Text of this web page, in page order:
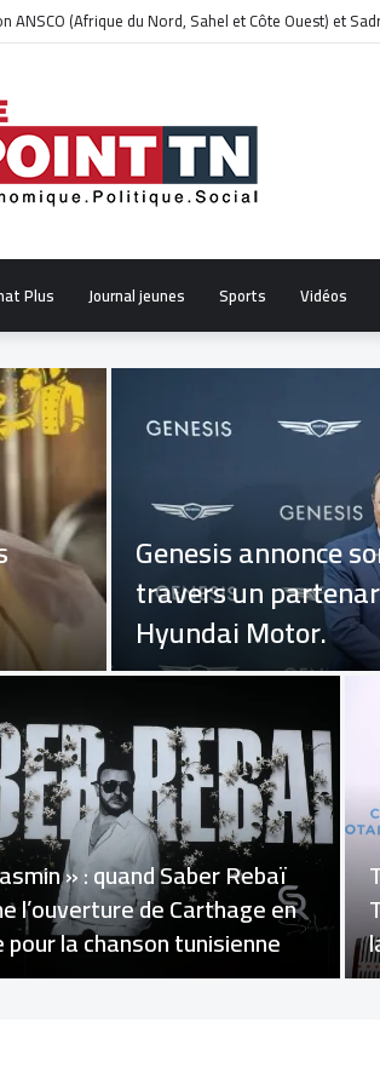
Plus Journal jeunes Sports Vidéos
Côte le bilan de drame
et 42 blessés
2025 marqués par
tournant opérationnel